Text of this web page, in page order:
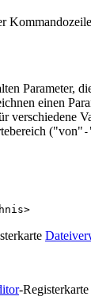
Parameter,
einen
verschiedene
("von" -
-